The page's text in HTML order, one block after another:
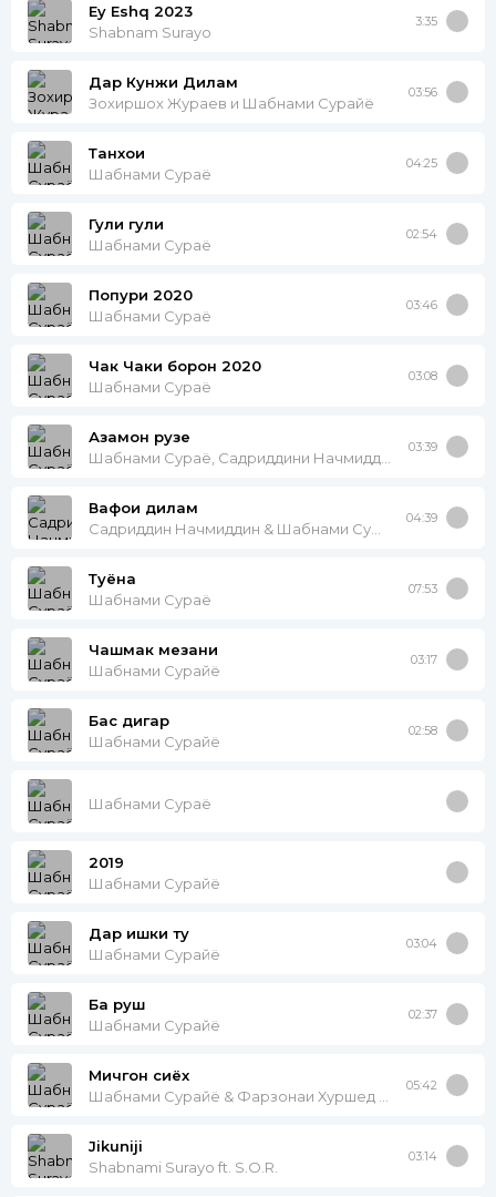
Ey Eshq 2023
Shabnam Surayo
3:35
Дар Кунжи Дилам
Зохиршох Жураев и Шабнами Сурайё
03:56
Танхои
Шабнами Сураё
04:25
Гули гули
Шабнами Сураё
02:54
Попури 2020
Шабнами Сураё
03:46
Чак Чаки борон 2020
Шабнами Сураё
03:08
Азамон рузе
03:39
Вафои дилам
04:39
Туёна
Шабнами Сураё
07:53
Чашмак мезани
Шабнами Сурайё
03:17
Бас дигар
Шабнами Сурайё
02:58
Шабнами Сураё
2019
Шабнами Сурайё
Дар ишки ту
Шабнами Сурайё
03:04
Ба руш
Шабнами Сурайё
02:37
Мичгон сиёх
05:42
Jikuniji
Shabnami Surayo ft. S.O.R.
03:14